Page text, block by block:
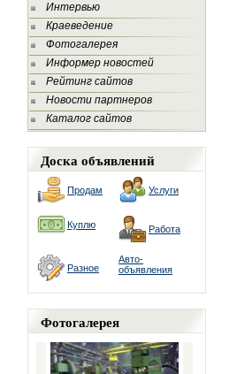
Интервью
Краеведение
Фотогалерея
Информер новостей
Рейтинг сайтов
Новости партнеров
Каталог сайтов
Доска объявлений
Продам Услуги
Куплю Работа
Разное
Авто-
объявления
Фотогалерея